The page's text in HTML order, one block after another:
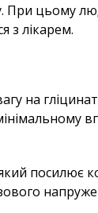
При цьому
з лікарем.
на
посилює